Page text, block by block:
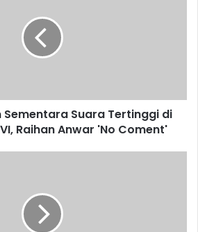
Sementara Suara Tertinggi di
Raihan Anwar 'No Coment'